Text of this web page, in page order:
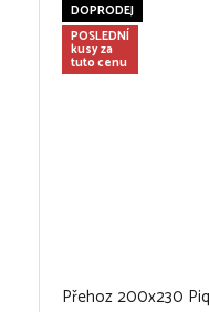
DOPRODEJ
POSLEDNÍ
kusy za
tuto cenu
Přehoz 200x230